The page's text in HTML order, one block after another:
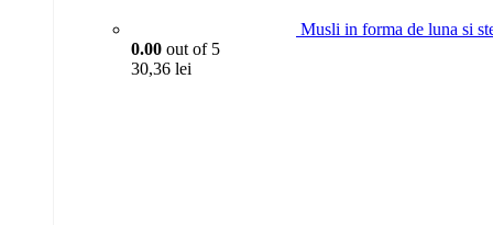
Musli in forma de luna si
0.00 out of 5
30,36 lei